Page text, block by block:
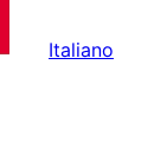
Italiano